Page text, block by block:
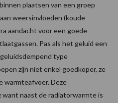
plaatsen van een groep
weersinvloeden (koude
aandacht voor een goede
Pas als het geluid een
type
zijn niet enkel goedkoper, ze
warmteafvoer. Deze
naast de radiatorwarmte is